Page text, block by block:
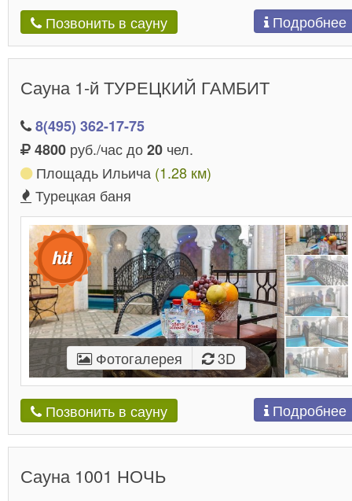
Позвонить в сауну Подробнее
Сауна 1-й ТУРЕЦКИЙ ГАМБИТ
8(495) 362-17-75
4800 руб./час до20 чел.
Площадь Ильича (1.28 км)
Турецкая баня
Фотогалерея 3D
Позвонить в сауну Подробнее
Сауна 1001 НОЧЬ